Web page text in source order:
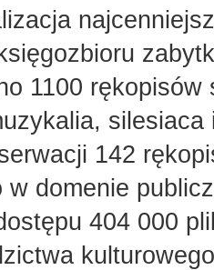
1100
silesiaca
142
w domenie
404 000
kulturowego